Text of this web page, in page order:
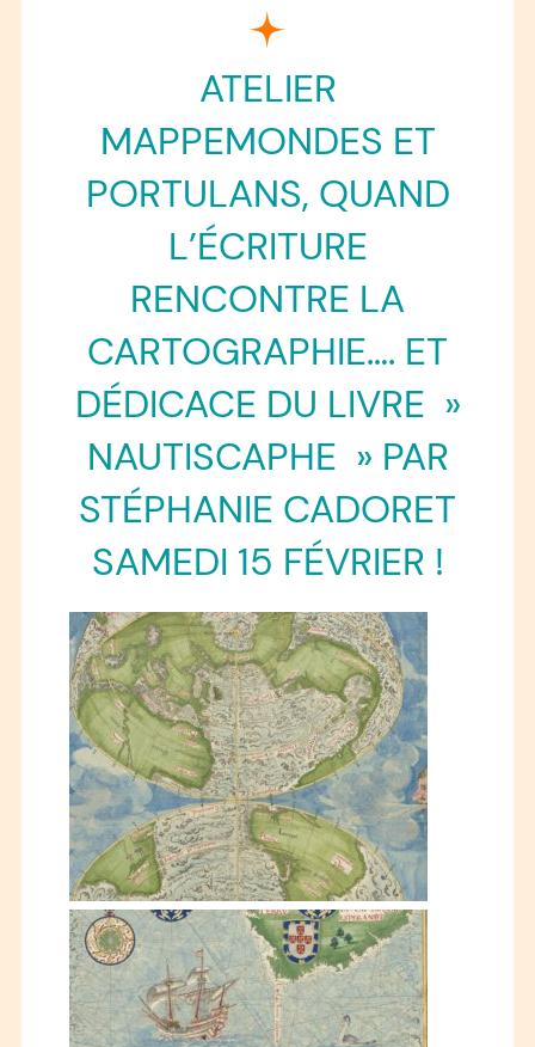
ATELIER
MAPPEMONDES ET
PORTULANS, QUAND
L’ÉCRITURE
RENCONTRE LA
CARTOGRAPHIE…. ET
DÉDICACE DU LIVRE »
NAUTISCAPHE » PAR
STÉPHANIE CADORET
SAMEDI 15 FÉVRIER !